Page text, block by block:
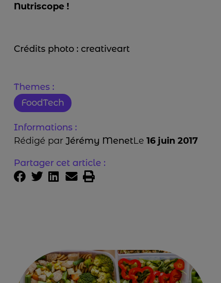
Nutriscope !
Crédits photo : creativeart
Themes :
FoodTech
Informations :
Rédigé par Jérémy MenetLe 16 juin 2017
Partager cet article :